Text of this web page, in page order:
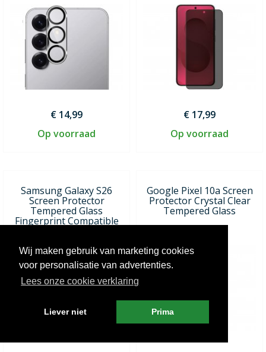
Wij maken gebruik van marketing cookies
voor personalisatie van advertenties.
Lees onze cookie verklaring
Liever niet Prima
€ 14,99
Op voorraad
€ 17,99
Op voorraad
Samsung Galaxy S26
Screen Protector
Tempered Glass
Fingerprint Compatible
Google Pixel 10a Screen
Protector Crystal Clear
Tempered Glass